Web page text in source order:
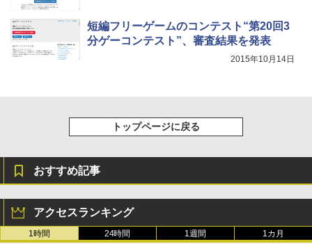
短編フリーゲームのコンテスト“第20回3
分ゲーコンテスト”、審査結果を発表
2015年10月14日
トップページに戻る
おすすめ記事
アクセスランキング
1時間 24時間 1週間 1カ月